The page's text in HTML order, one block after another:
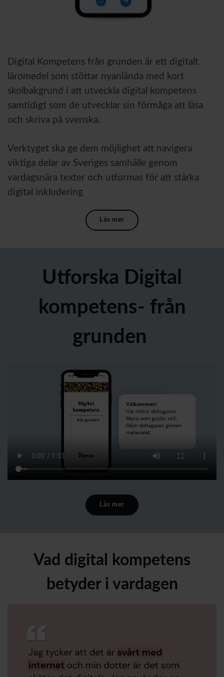
Digital Kompetens från grunden är ett digitalt
läromedel som stöttar nyanlända med kort
skolbakgrund i att utveckla digital kompetens
samtidigt som de utvecklar sin förmåga att läsa
och skriva på svenska.
Verktyget ska ge dem möjlighet att navigera
viktiga delar av Sveriges samhälle genom
vardagsnära texter och utformas för att stärka
digital inkludering
Läs mer
Utforska Digital
kompetens- från
grunden
Läs mer
Vad digital kompetens
betyder i vardagen